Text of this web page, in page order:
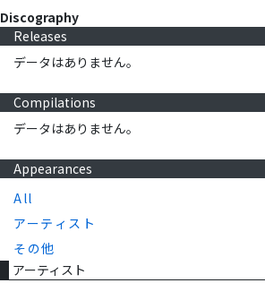
Discography
Releases
データはありません。
Compilations
データはありません。
Appearances
All
アーティスト
その他
アーティスト